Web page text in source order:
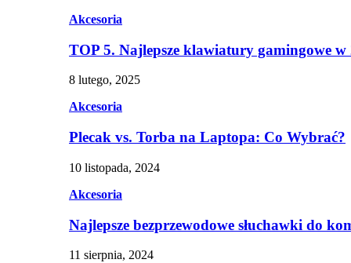
Akcesoria
TOP 5. Najlepsze klawiatury gamingowe w
8 lutego, 2025
Akcesoria
Plecak vs. Torba na Laptopa: Co Wybrać?
10 listopada, 2024
Akcesoria
Najlepsze bezprzewodowe słuchawki do
11 sierpnia, 2024